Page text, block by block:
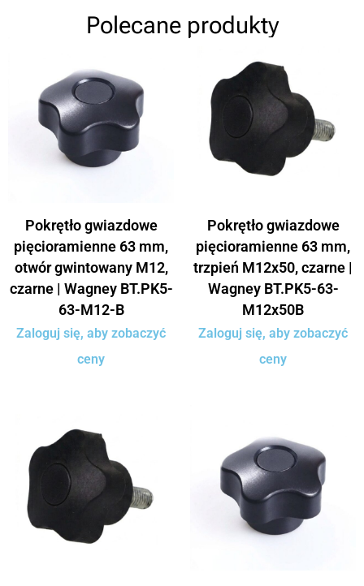
Polecane produkty
Pokrętło gwiazdowe
pięcioramienne 63 mm,
otwór gwintowany M12,
czarne | Wagney BT.PK5-
63-M12-B
Zaloguj się, aby zobaczyć
ceny
Pokrętło gwiazdowe
pięcioramienne 63 mm,
trzpień M12x50, czarne |
Wagney BT.PK5-63-
M12x50B
Zaloguj się, aby zobaczyć
ceny